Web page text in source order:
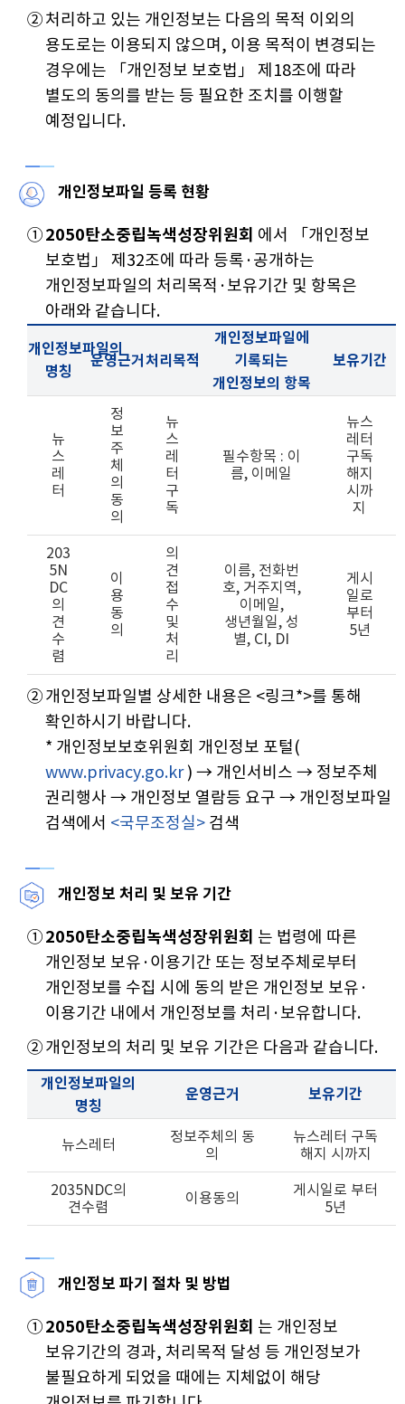
②처리하고 있는 개인정보는 다음의 목적 이외의
용도로는 이용되지 않으며, 이용 목적이 변경되는
경우에는 「개인정보 보호법」 제18조에 따라
별도의 동의를 받는 등 필요한 조치를 이행할
예정입니다.
개인정보파일 등록 현황
①2050탄소중립녹색성장위원회 에서 「개인정보
보호법」 제32조에 따라 등록·공개하는
개인정보파일의 처리목적·보유기간 및 항목은
아래와 같습니다.
개인정보파일의
명칭
운영근거 처리목적
개인정보파일에
기록되는
개인정보의 항목
보유기간
뉴
스
레
터
정
보
주
체
의
동
의
뉴
스
레
터
구
독
필수항목 : 이
름, 이메일
뉴스
레터
구독
해지
시까
지
203
5N
DC
의
견
수
렴
이
용
동
의
의
견
접
수
및
처
리
이름, 전화번
호, 거주지역,
이메일,
생년월일, 성
별, CI, DI
게시
일로
부터
5년
②개인정보파일별 상세한 내용은 <링크*>를 통해
확인하시기 바랍니다.
* 개인정보보호위원회 개인정보 포털(
www.privacy.go.kr) → 개인서비스 → 정보주체
권리행사 → 개인정보 열람등 요구 → 개인정보파일
검색에서 <국무조정실> 검색
개인정보 처리 및 보유 기간
①2050탄소중립녹색성장위원회 는 법령에 따른
개인정보 보유·이용기간 또는 정보주체로부터
개인정보를 수집 시에 동의 받은 개인정보 보유·
이용기간 내에서 개인정보를 처리·보유합니다.
②개인정보의 처리 및 보유 기간은 다음과 같습니다.
개인정보파일의
명칭
운영근거 보유기간
뉴스레터
정보주체의 동
의
뉴스레터 구독
해지 시까지
2035NDC의
견수렴
이용동의
게시일로 부터
5년
개인정보 파기 절차 및 방법
①2050탄소중립녹색성장위원회 는 개인정보
보유기간의 경과, 처리목적 달성 등 개인정보가
불필요하게 되었을 때에는 지체없이 해당